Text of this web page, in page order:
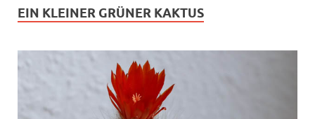
EIN KLEINER GRÜNER KAKTUS